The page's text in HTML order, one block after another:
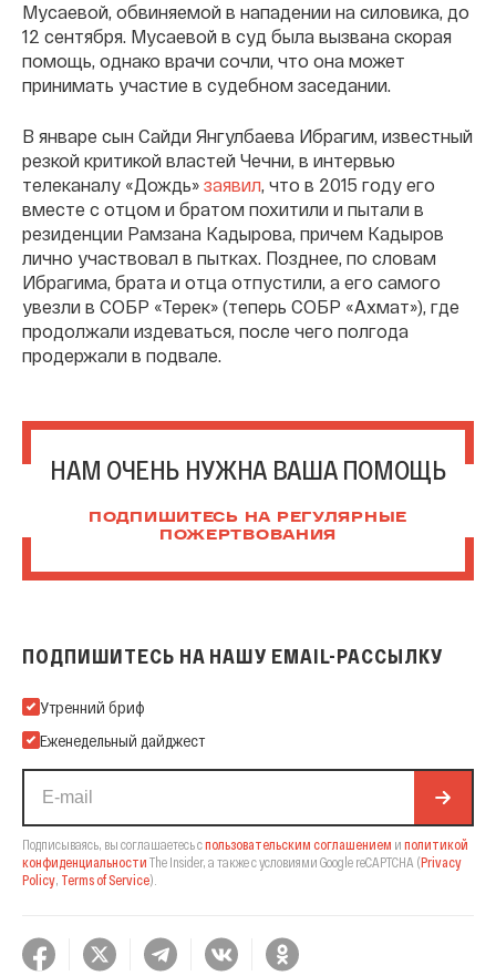
Мусаевой, обвиняемой в нападении на силовика, до
12 сентября. Мусаевой в суд была вызвана скорая
помощь, однако врачи сочли, что она может
принимать участие в судебном заседании.
В январе сын Сайди Янгулбаева Ибрагим, известный
резкой критикой властей Чечни, в интервью
телеканалу «Дождь» заявил, что в 2015 году его
вместе с отцом и братом похитили и пытали в
резиденции Рамзана Кадырова, причем Кадыров
лично участвовал в пытках. Позднее, по словам
Ибрагима, брата и отца отпустили, а его самого
увезли в СОБР «Терек» (теперь СОБР «Ахмат»), где
продолжали издеваться, после чего полгода
продержали в подвале.
НАМ ОЧЕНЬ НУЖНА ВАША ПОМОЩЬ
ПОДПИШИТЕСЬ НА РЕГУЛЯРНЫЕ
ПОЖЕРТВОВАНИЯ
ПОДПИШИТЕСЬ НА НАШУ EMAIL-РАССЫЛКУ
Подпишитесь на нашу Email-рассылку
Утренний бриф
Еженедельный дайджест
Подписываясь, вы соглашаетесь спользовательским соглашением и политикой
конфиденциальности The Insider, а также с условиями Google reCAPTCHA (Privacy
Policy, Terms of Service).